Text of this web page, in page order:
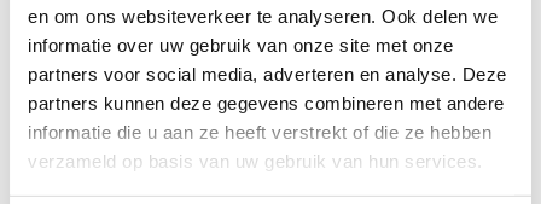
en om ons websiteverkeer te analyseren. Ook delen we
informatie over uw gebruik van onze site met onze
partners voor social media, adverteren en analyse. Deze
partners kunnen deze gegevens combineren met andere
informatie die u aan ze heeft verstrekt of die ze hebben
verzameld op basis van uw gebruik van hun services.
Zoals elk product heeft ook een
topdek-matras voor- en nadelen. We
Boxspring
De boxspring is een bedbodem
bedomranding nodig hebt. Het is